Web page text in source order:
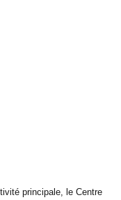
principale, le Centre